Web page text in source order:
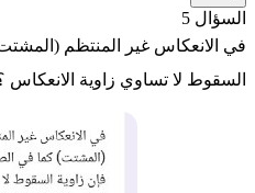
السؤال 5
في الانعكاس غير المنتظم
السقوط لا تساوي زاوية الانعكاس ؟